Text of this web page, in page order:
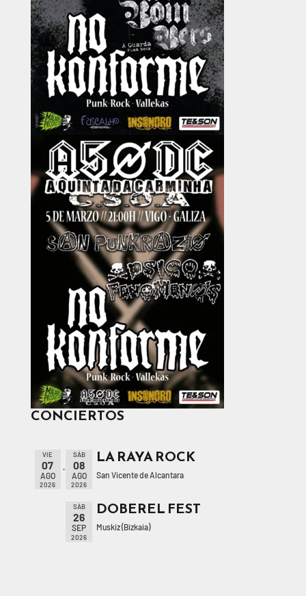
CONCIERTOS
VIE
07
AGO
2026
SÁB
08
AGO
2026
LA RAYA ROCK
San Vicente de Alcantara
SÁB
26
SEP
2026
DOBEREL FEST
Muskiz (Bizkaia)